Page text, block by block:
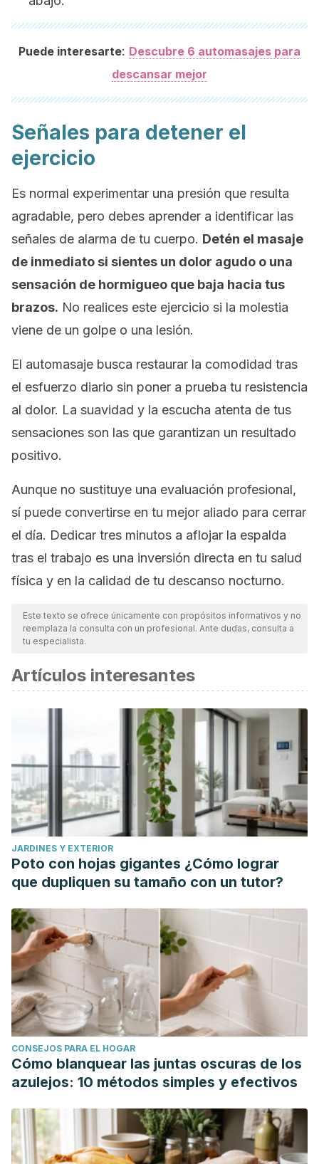
Puede interesarte: Descubre 6 automasajes para
descansar mejor
Señales para detener el
ejercicio
Es normal experimentar una presión que resulta
agradable, pero debes aprender a identificar las
señales de alarma de tu cuerpo. Detén el masaje
de inmediato si sientes un dolor agudo o una
sensación de hormigueo que baja hacia tus
brazos. No realices este ejercicio si la molestia
viene de un golpe o una lesión.
El automasaje busca restaurar la comodidad tras
el esfuerzo diario sin poner a prueba tu resistencia
al dolor. La suavidad y la escucha atenta de tus
sensaciones son las que garantizan un resultado
positivo.
Aunque no sustituye una evaluación profesional,
sí puede convertirse en tu mejor aliado para cerrar
el día. Dedicar tres minutos a aflojar la espalda
tras el trabajo es una inversión directa en tu salud
física y en la calidad de tu descanso nocturno.
Este texto se ofrece únicamente con propósitos informativos y no
reemplaza la consulta con un profesional. Ante dudas, consulta a
tu especialista.
Artículos interesantes
JARDINES Y EXTERIOR
Poto con hojas gigantes ¿Cómo lograr
que dupliquen su tamaño con un tutor?
CONSEJOS PARA EL HOGAR
Cómo blanquear las juntas oscuras de los
azulejos: 10 métodos simples y efectivos